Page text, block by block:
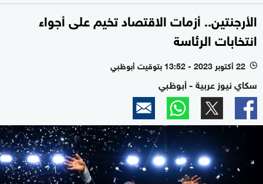
الأرجنتين.. أزمات الاقتصاد تخيم على أجواء
انتخابات الرئاسة
l 22 أكتوبر 2023 - 13:52 بتوقيت أبوظبي
سكاي نيوز عربية - أبوظبي